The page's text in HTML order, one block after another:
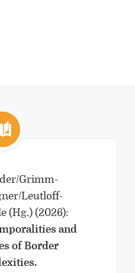
Grimm-
Leutloff-
(Hg.) (2026):
and
of Border